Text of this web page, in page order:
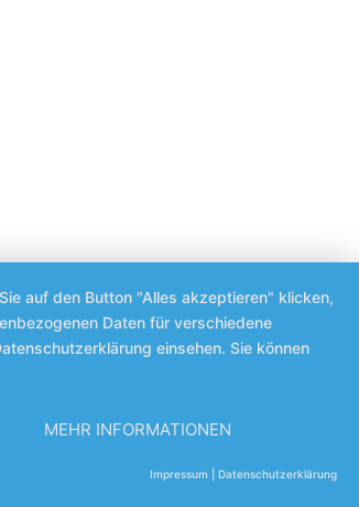
auf den Button "Alles akzeptieren" klicken,
Daten für verschiedene
einsehen. Sie können
MEHR INFORMATIONEN
Impressum Datenschutzerklärung